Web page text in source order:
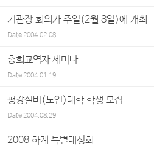
기관장 회의가 주일(2월 8일)에 개최
Date2004.02.08
총회교역자 세미나
Date2004.01.19
평강실버(노인)대학 학생 모집
Date2004.08.29
2008 하계 특별대성회